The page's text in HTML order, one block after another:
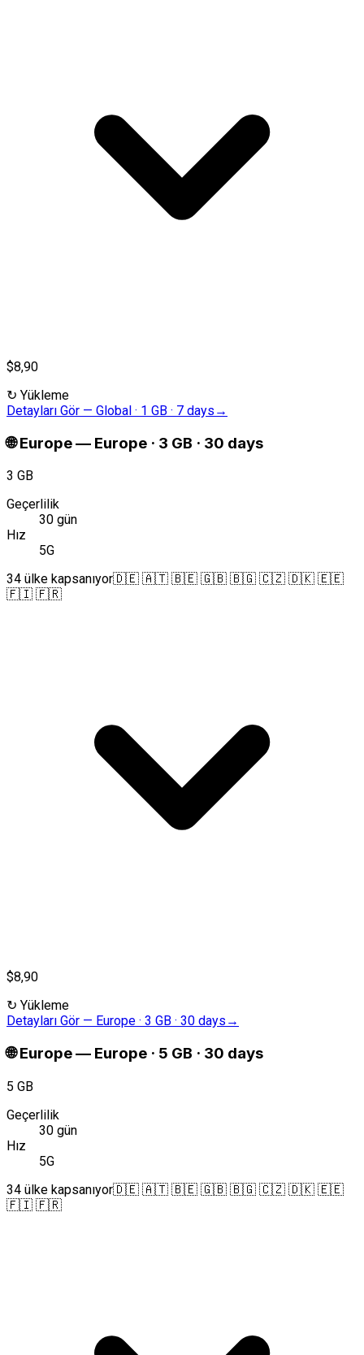
$8,90
↻ Yükleme
Detayları Gör — Global · 1 GB · 7 days →
🌐 Europe— Europe · 3 GB · 30 days
3 GB
Geçerlilik
30 gün
Hız
5G
34 ülke kapsanıyor🇩🇪 🇦🇹 🇧🇪 🇬🇧 🇧🇬 🇨🇿 🇩🇰 🇪🇪
🇫🇮 🇫🇷
$8,90
↻ Yükleme
Detayları Gör — Europe · 3 GB · 30 days →
🌐 Europe— Europe · 5 GB · 30 days
5 GB
Geçerlilik
30 gün
Hız
5G
34 ülke kapsanıyor🇩🇪 🇦🇹 🇧🇪 🇬🇧 🇧🇬 🇨🇿 🇩🇰 🇪🇪
🇫🇮 🇫🇷